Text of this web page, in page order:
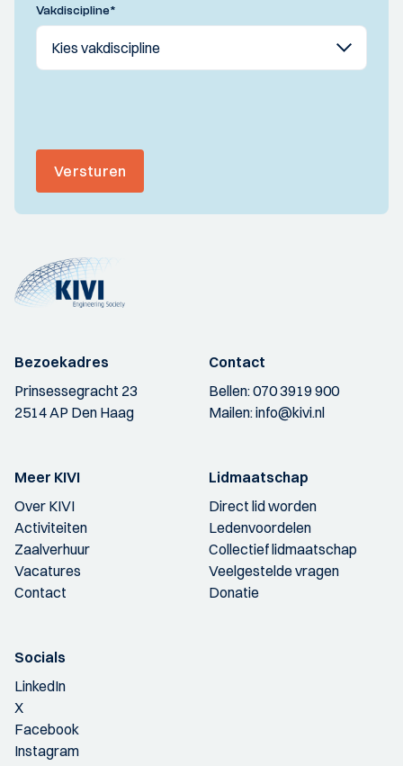
Vakdiscipline*
Versturen
Bezoekadres
Prinsessegracht 23
2514 AP Den Haag
Contact
Bellen:070 3919 900
Mailen:info@kivi.nl
Meer KIVI
Over KIVI
Activiteiten
Zaalverhuur
Vacatures
Contact
Lidmaatschap
Direct lid worden
Ledenvoordelen
Collectief lidmaatschap
Veelgestelde vragen
Donatie
Socials
LinkedIn
X
Facebook
Instagram